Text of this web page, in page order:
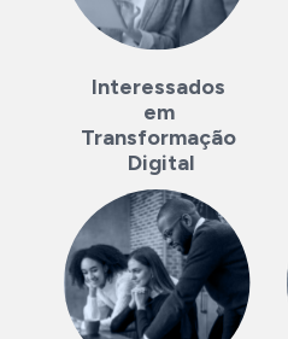
Interessados
em
Transformação
Digital